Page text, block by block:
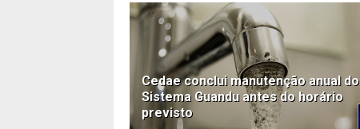
Cedae conclui manutenção anual do
Sistema Guandu antes do horário
previsto